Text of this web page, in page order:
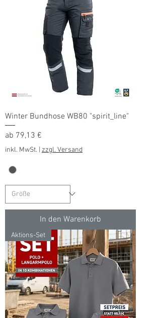
Winter Bundhose WB80 "spirit_line"
ab 79,13 €
Sale-Preis
inkl. MwSt. | zzgl. Versand
In den Warenkorb
Aktions-Set